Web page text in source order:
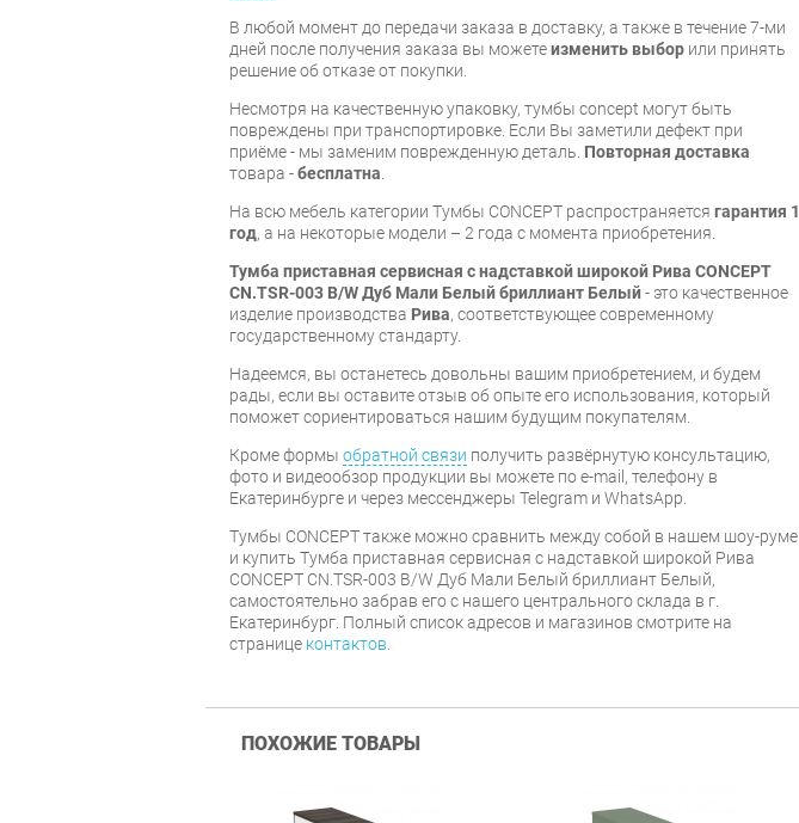
В любой момент до передачи заказа в доставку, а также в течение 7-ми
дней после получения заказа вы можетеизменить выбор или принять
решение об отказе от покупки.
Несмотря на качественную упаковку, тумбы concept могут быть
повреждены при транспортировке. Если Вы заметили дефект при
приёме - мы заменим поврежденную деталь. Повторная доставка
товара -бесплатна
На всю мебель категории Тумбы CONCEPT распространяется гарантия 1
год, а на некоторые модели – 2 года с момента приобретения.
Тумба приставная сервисная с надставкой широкой Рива CONCEPT
CN.TSR-003 B/W Дуб Мали Белый бриллиант Белый- это качественное
изделие производства Рива, соответствующее современному
государственному стандарту.
Надеемся, вы останетесь довольны вашим приобретением, и будем
рады, если вы оставите отзыв об опыте его использования, который
поможет сориентироваться нашим будущим покупателям.
Кроме формы обратной связи получить развёрнутую консультацию,
фото и видеообзор продукции вы можете по e-mail, телефону в
Екатеринбурге и через мессенджеры Telegram и WhatsApp.
Тумбы CONCEPT также можно сравнить между собой в нашем шоу-руме
и купить Тумба приставная сервисная с надставкой широкой Рива
CONCEPT CN.TSR-003 B/W Дуб Мали Белый бриллиант Белый,
самостоятельно забрав его с нашего центрального склада в г.
Екатеринбург. Полный список адресов и магазинов смотрите на
странице контактов
ПОХОЖИЕ ТОВАРЫ